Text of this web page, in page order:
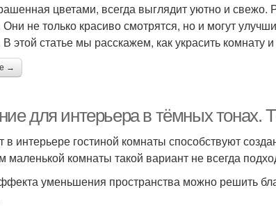
цветами, всегда выглядит уютно и
не только красиво смотрятся, но и могут
В этой статье мы расскажем, как украсить
→
для интерьера в тёмных тонах.
интерьере гостиной комнаты способствуют
маленькой комнаты такой вариант не всегда
уменьшения пространства можно решить